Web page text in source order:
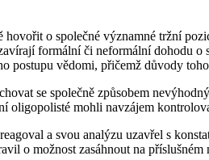
hovořit o společné významné tržní
formální či neformální dohodu o
vědomi, přičemž důvody
se společně způsobem
oligopolisté mohli navzájem
a svou analýzu uzavřel s
o možnost zasáhnout na